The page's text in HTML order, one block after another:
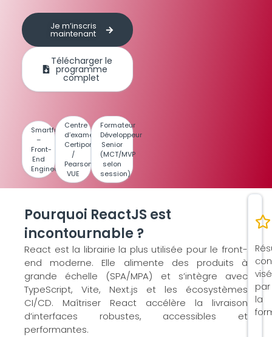
Je m’inscris
maintenant
Télécharger le
programme
complet
Smartfuture
–
Front-
End
Engineering
Centre
d’examen
Certiport
/
Pearson
VUE
Formateur
Développeur
Senior
(MCT/MVP
selon
session)
Pourquoi ReactJS est
incontournable ?
React est la librairie la plus utilisée pour le front-
end moderne. Elle alimente des produits à
grande échelle (SPA/MPA) et s’intègre avec
TypeScript, Vite, Next.js et les écosystèmes
CI/CD. Maîtriser React accélère la livraison
d’interfaces robustes, accessibles et
performantes.
par
la